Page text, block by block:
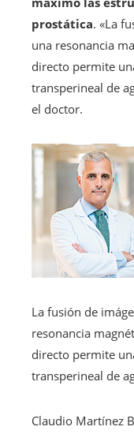
prostática. «La
una resonancia
directo permite
transperineal de
el doctor.
La fusión de
resonancia
directo permite
transperineal de
Claudio Martínez